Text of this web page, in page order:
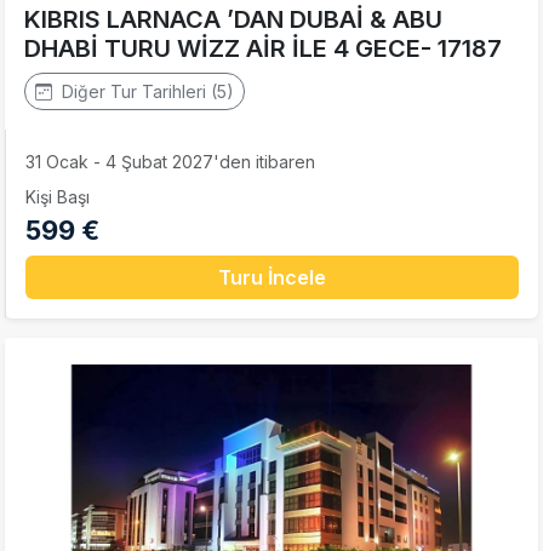
KIBRIS LARNACA ’DAN DUBAİ & ABU
DHABİ TURU WİZZ AİR İLE 4 GECE- 17187
Diğer Tur Tarihleri (5)
31 Ocak - 4 Şubat 2027'den itibaren
Kişi Başı
599 €
Turu İncele